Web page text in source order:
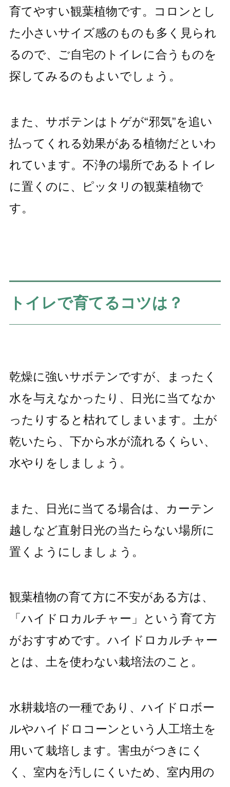
育てやすい観葉植物です。コロンとし
た小さいサイズ感のものも多く見られ
るので、ご自宅のトイレに合うものを
探してみるのもよいでしょう。
また、サボテンはトゲが“邪気”を追い
払ってくれる効果がある植物だといわ
れています。不浄の場所であるトイレ
に置くのに、ピッタリの観葉植物で
す。
トイレで育てるコツは？
乾燥に強いサボテンですが、まったく
水を与えなかったり、日光に当てなか
ったりすると枯れてしまいます。土が
乾いたら、下から水が流れるくらい、
水やりをしましょう。
また、日光に当てる場合は、カーテン
越しなど直射日光の当たらない場所に
置くようにしましょう。
観葉植物の育て方に不安がある方は、
「ハイドロカルチャー」という育て方
がおすすめです。ハイドロカルチャー
とは、土を使わない栽培法のこと。
水耕栽培の一種であり、ハイドロボー
ルやハイドロコーンという人工培土を
用いて栽培します。害虫がつきにく
く、室内を汚しにくいため、室内用の